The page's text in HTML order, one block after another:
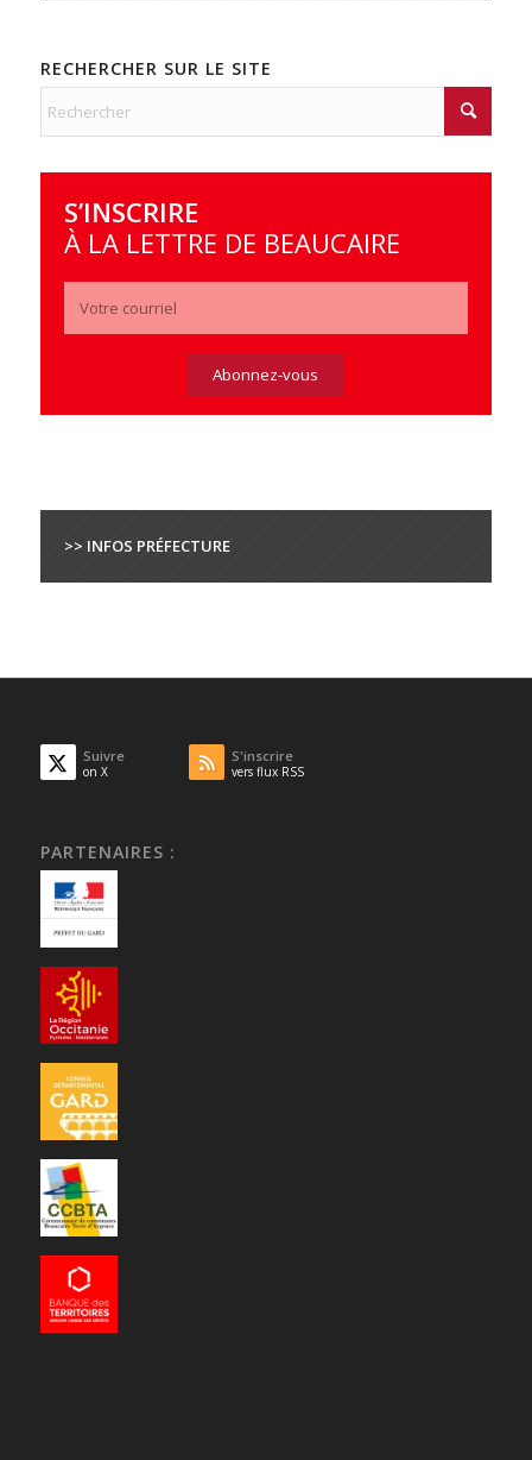
RECHERCHER SUR LE SITE
S’INSCRIRE
À LA LETTRE DE BEAUCAIRE
>> INFOS PRÉFECTURE
Suivre
on X
S'inscrire
vers flux RSS
PARTENAIRES :